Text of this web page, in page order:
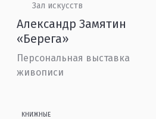
Зал искусств
Александр Замятин
«Берега»
Персональная выставка
живописи
КНИЖНЫЕ